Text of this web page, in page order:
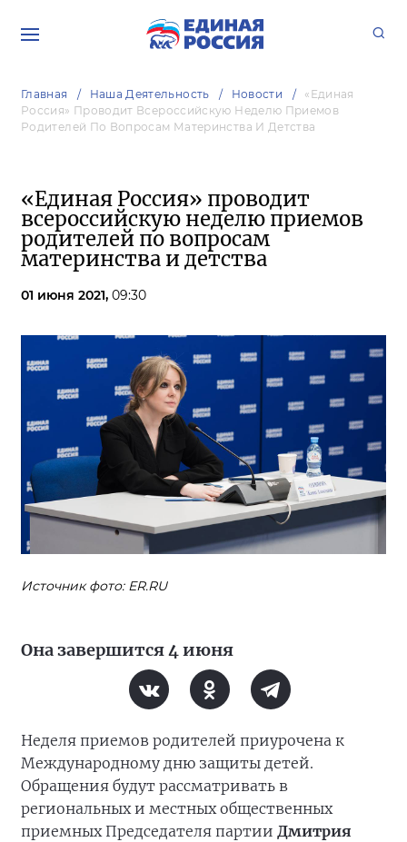
Главная Наша Деятельность Новости
«Единая
Россия» Проводит Всероссийскую Неделю Приемов
Родителей По Вопросам Материнства И Детства
«Единая Россия» проводит
всероссийскую неделю приемов
родителей по вопросам
материнства и детства
01 июня 2021, 09:30
Источник фото: ER.RU
Она завершится 4 июня
Неделя приемов родителей приурочена к
Международному дню защиты детей.
Обращения будут рассматривать в
региональных и местных общественных
приемных Председателя партии Дмитрия